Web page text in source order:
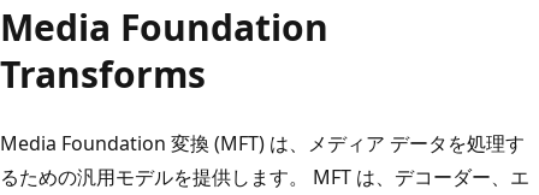
Media Foundation
Transforms
Media Foundation 変換 (MFT) は、メディア データを処理す
るための汎用モデルを提供します。 MFT は、デコーダー、エ